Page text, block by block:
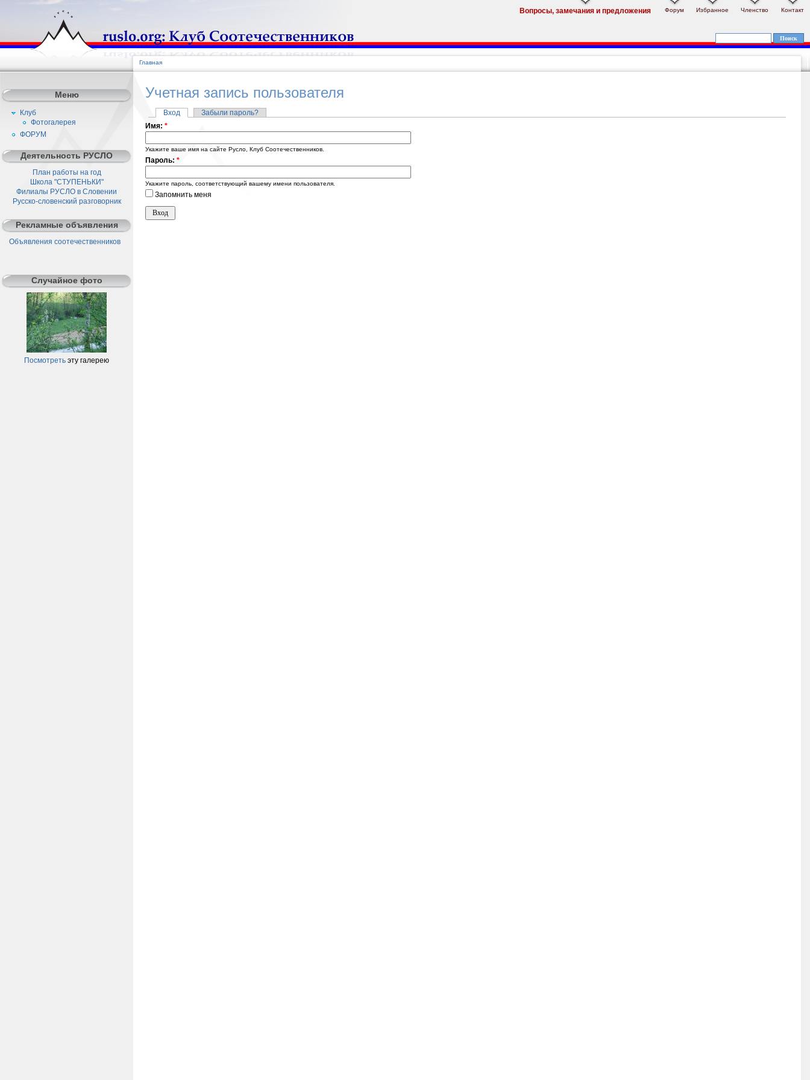
Вопросы, замечания и предложения Форум Избранное Членство Контакт
Главная
Учетная запись пользователя
Вход
Забыли пароль?
Имя: *
Укажите ваше имя на сайте Русло, Клуб Соотечественников.
Пароль: *
Укажите пароль, соответствующий вашему имени пользователя.
Запомнить меня
Меню
Клуб
Фотогалерея
ФОРУМ
Деятельность РУСЛО
План работы на год
Школа "СТУПЕНЬКИ"
Филиалы РУСЛО в Словении
Русско-словенский разговорник
Рекламные объявления
Объявления соотечественников
Случайное фото
Посмотреть эту галерею